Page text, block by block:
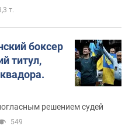
т.
боксер
титул,
решением судей
549